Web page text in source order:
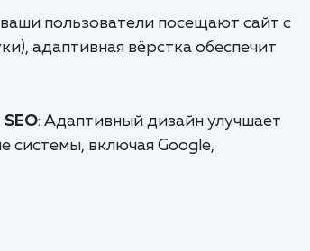
ваши пользователи посещают сайт с
адаптивная вёрстка обеспечит
: Адаптивный дизайн улучшает
системы, включая Google,